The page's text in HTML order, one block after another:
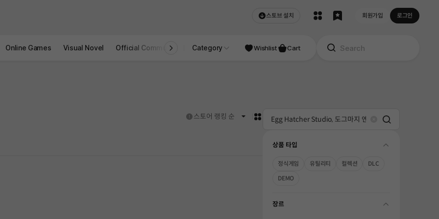
스토브 설치 회원가입 로그인
Online Games Visual Novel Official Community STOVE INDIE Studio
Category Wishlist Cart
도움말
스토어 랭킹 순 카드형 ClearSearch
상품 타입 folding
정식게임 유틸리티 컬렉션
DLC
DEMO
장르 folding